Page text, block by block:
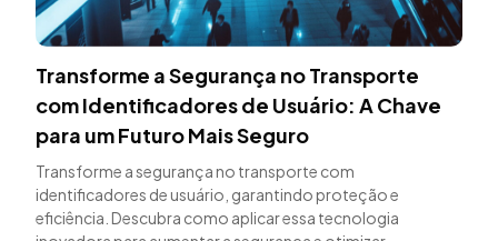
Transforme a Segurança no Transporte
com Identificadores de Usuário: A Chave
para um Futuro Mais Seguro
Transforme a segurança no transporte com
identificadores de usuário, garantindo proteção e
eficiência. Descubra como aplicar essa tecnologia